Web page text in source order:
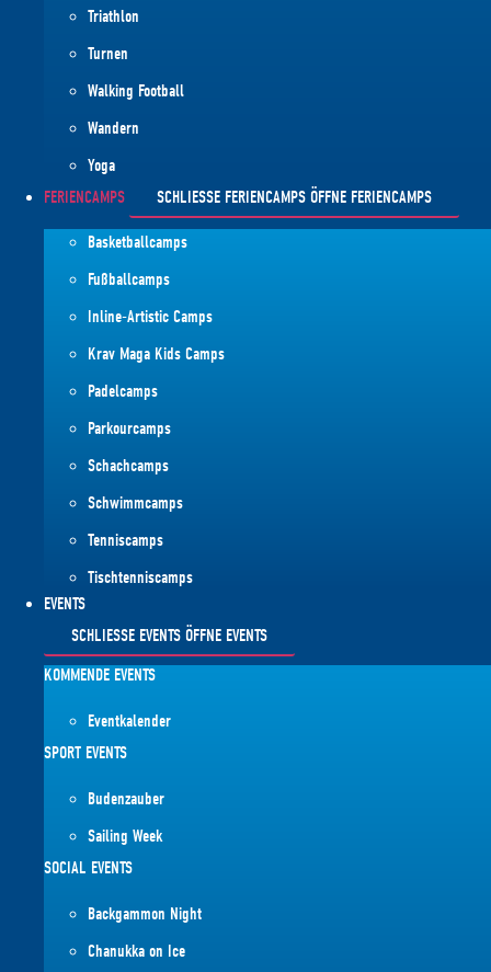
Triathlon
Turnen
Walking Football
Wandern
Yoga
FERIENCAMPS
SCHLIESSE FERIENCAMPS ÖFFNE FERIENCAMPS
Basketballcamps
Fußballcamps
Inline-Artistic Camps
Krav Maga Kids Camps
Padelcamps
Parkourcamps
Schachcamps
Schwimmcamps
Tenniscamps
Tischtenniscamps
EVENTS
SCHLIESSE EVENTS
ÖFFNE EVENTS
KOMMENDE EVENTS
Eventkalender
SPORT EVENTS
Budenzauber
Sailing Week
SOCIAL EVENTS
Backgammon Night
Chanukka on Ice